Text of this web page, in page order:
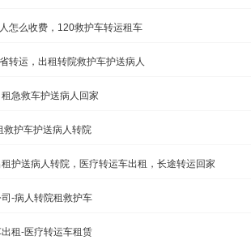
怎么收费，120救护车转运租车
转运，出租转院救护车护送病人
急救车护送病人回家
救护车护送病人转院
护送病人转院，医疗转运车出租，长途转运回家
-病人转院租救护车
租-医疗转运车租赁